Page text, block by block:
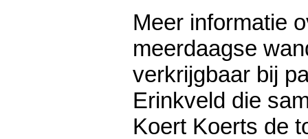
Meer informatie
meerdaagse
verkrijgbaar bij
Erinkveld die
Koert Koerts de